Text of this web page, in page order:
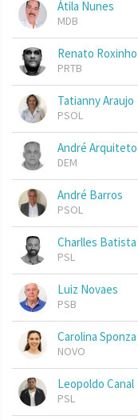
Átila Nunes
MDB
Renato Roxinho
PRTB
Tatianny Araujo
PSOL
André Arquiteto
DEM
André Barros
PSOL
Charlles Batista
PSL
Luiz Novaes
PSB
Carolina Sponza
NOVO
Leopoldo Canal
PSL